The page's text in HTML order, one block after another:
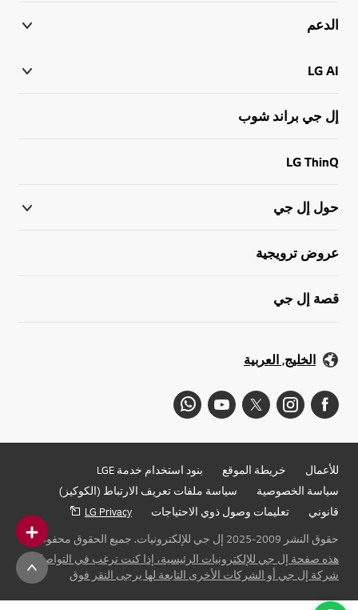
الدعم
LG AI
إل جي براند شوب
LG ThinQ
حول إل جي
عروض ترويجية
قصة إل جي
الخليج, العربية
للأعمال خريطة الموقع
بنود استخدام خدمة LGE
سياسة الخصوصية
سياسة ملفات تعريف الارتباط (الكوكيز)
قانوني
تعليمات وصول ذوي الاحتياجات
LG Privacy
حقوق النشر 2009-2025 إل جي للإلكترونيات. جميع الحقوق محفوظة
هذه صفحة إل جي للإلكترونيات الرئيسية، إذا كنت ترغب في التواصل مع
شركة إل جي أو الشركات الأخرى التابعة لها يرجى النقر فوق